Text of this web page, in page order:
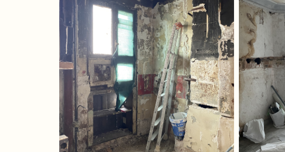
Palombaggia